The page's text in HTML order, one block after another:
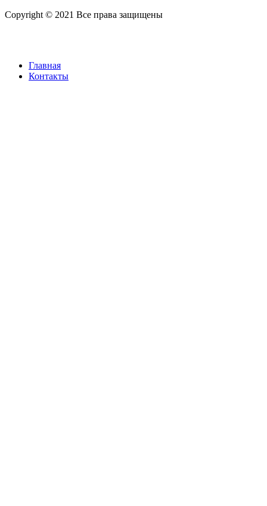
Copyright © 2021 Все права защищены
Главная
Контакты